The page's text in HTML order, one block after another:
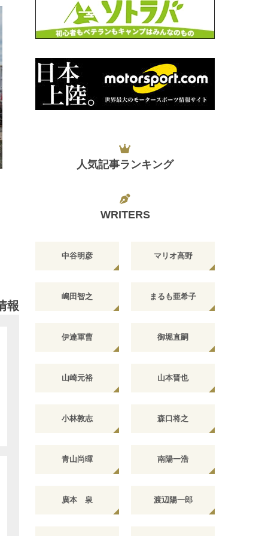
報
人気記事ランキング
WRITERS
中谷明彦 マリオ高野
嶋田智之 まるも亜希子
伊達軍曹 御堀直嗣
山崎元裕 山本晋也
小林敦志 森口将之
青山尚暉 南陽一浩
廣本 泉 渡辺陽一郎